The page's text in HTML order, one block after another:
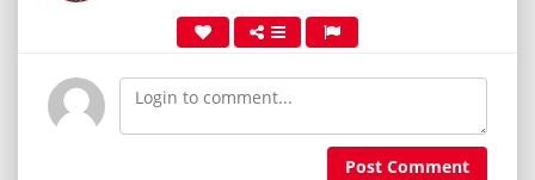
Post Comment